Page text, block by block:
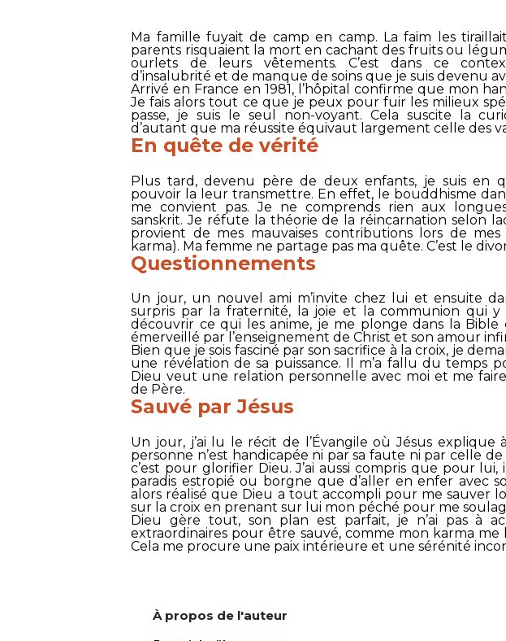
Ma famille fuyait de camp en camp. La faim les
parents risquaient la mort en cachant des fruits ou
ourlets de leurs vêtements. C’est dans ce
d’insalubrité et de manque de soins que je suis devenu
Arrivé en France en 1981, l’hôpital confirme que mon
Je fais alors tout ce que je peux pour fuir les milieux
passe, je suis le seul non-voyant. Cela suscite la
d’autant que ma réussite équivaut largement celle des
En quête de vérité
Plus tard, devenu père de deux enfants, je suis en
pouvoir la leur transmettre. En effet, le bouddhisme
me convient pas. Je ne comprends rien aux
sanskrit. Je réfute la théorie de la réincarnation selon
provient de mes mauvaises contributions lors de mes
karma). Ma femme ne partage pas ma quête. C’est le
Questionnements
Un jour, un nouvel ami m’invite chez lui et ensuite
surpris par la fraternité, la joie et la communion qui y
découvrir ce qui les anime, je me plonge dans la Bible
émerveillé par l’enseignement de Christ et son amour
Bien que je sois fasciné par son sacrifice à la croix, je
une révélation de sa puissance. Il m’a fallu du temps
Dieu veut une relation personnelle avec moi et me
de Père.
Sauvé par Jésus
Un jour, j’ai lu le récit de l’Évangile où Jésus explique
personne n’est handicapée ni par sa faute ni par celle de
c’est pour glorifier Dieu. J’ai aussi compris que pour
paradis estropié ou borgne que d’aller en enfer avec
alors réalisé que Dieu a tout accompli pour me sauver
sur la croix en prenant sur lui mon péché pour me
Dieu gère tout, son plan est parfait, je n’ai pas à
extraordinaires pour être sauvé, comme mon karma me
Cela me procure une paix intérieure et une sérénité
À propos de l'auteur